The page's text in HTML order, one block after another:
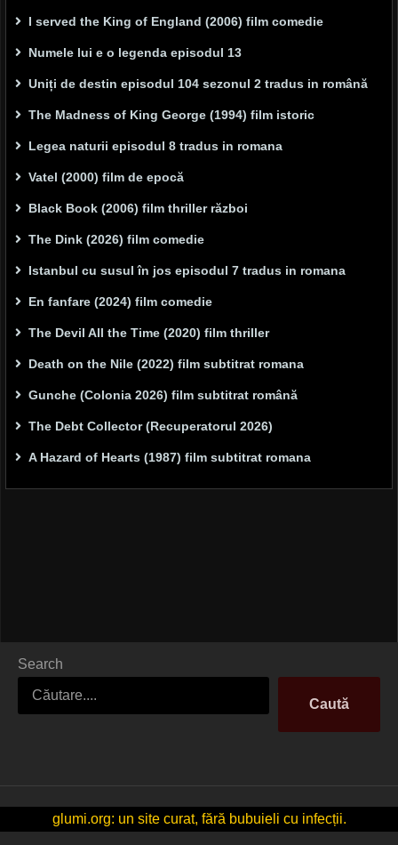
I served the King of England (2006) film comedie
Numele lui e o legenda episodul 13
Uniți de destin episodul 104 sezonul 2 tradus in română
The Madness of King George (1994) film istoric
Legea naturii episodul 8 tradus in romana
Vatel (2000) film de epocă
Black Book (2006) film thriller război
The Dink (2026) film comedie
Istanbul cu susul în jos episodul 7 tradus in romana
En fanfare (2024) film comedie
The Devil All the Time (2020) film thriller
Death on the Nile (2022) film subtitrat romana
Gunche (Colonia 2026) film subtitrat română
The Debt Collector (Recuperatorul 2026)
A Hazard of Hearts (1987) film subtitrat romana
Search
Caută
glumi.org: un site curat, fără bubuieli cu infecții.